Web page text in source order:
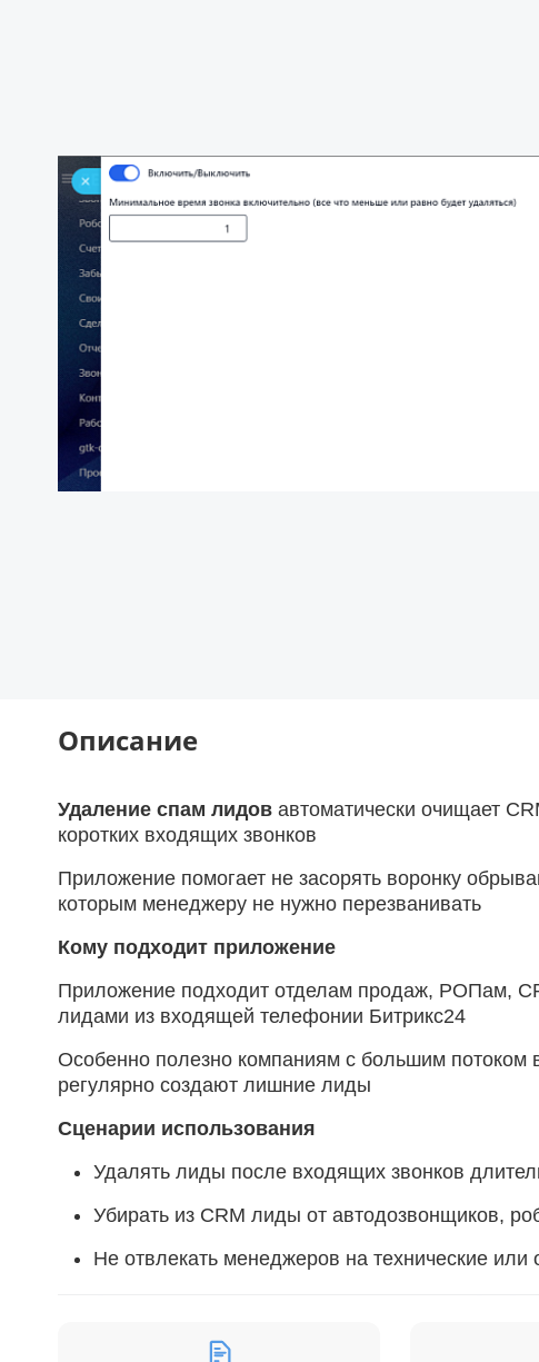
Описание
Удаление спам лидов автоматически очищает
коротких входящих звонков
Приложение помогает не засорять воронку
которым менеджеру не нужно перезванивать
Кому подходит приложение
Приложение подходит отделам продаж, РОПам,
лидами из входящей телефонии Битрикс24
Особенно полезно компаниям с большим потоком
регулярно создают лишние лиды
Сценарии использования
Удалять лиды после входящих звонков
Убирать из CRM лиды от автодозвонщиков,
Не отвлекать менеджеров на технические или
Поддерживать чистую воронку на порталах с